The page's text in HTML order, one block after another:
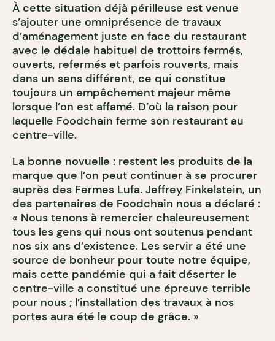
À cette situation déjà périlleuse est venue
s’ajouter une omniprésence de travaux
d’aménagement juste en face du restaurant
avec le dédale habituel de trottoirs fermés,
ouverts, refermés et parfois rouverts, mais
dans un sens différent, ce qui constitue
toujours un empêchement majeur même
lorsque l’on est affamé. D’où la raison pour
laquelle Foodchain ferme son restaurant au
centre-ville.
La bonne novuelle : restent les produits de la
marque que l’on peut continuer à se procurer
auprès des Fermes Lufa. Jeffrey Finkelstein, un
des partenaires de Foodchain nous a déclaré :
« Nous tenons à remercier chaleureusement
tous les gens qui nous ont soutenus pendant
nos six ans d’existence. Les servir a été une
source de bonheur pour toute notre équipe,
mais cette pandémie qui a fait déserter le
centre-ville a constitué une épreuve terrible
pour nous ; l’installation des travaux à nos
portes aura été le coup de grâce. »